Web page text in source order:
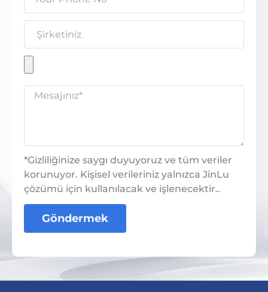
*Gizliliğinize saygı duyuyoruz ve tüm veriler
korunuyor. Kişisel verileriniz yalnızca JinLu
çözümü için kullanılacak ve işlenecektir..
Göndermek